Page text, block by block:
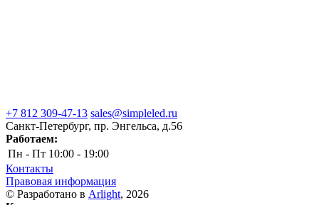
+7 812 309-47-13 sales@simpleled.ru
Санкт-Петербург, пр. Энгельса, д.56
Работаем:
Пн - Пт 10:00 - 19:00
Контакты
Правовая информация
© Разработано в Arlight, 2026